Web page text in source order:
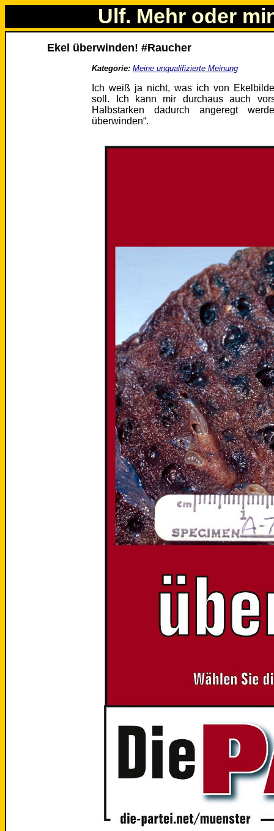
Ulf. Mehr oder
Ekel überwinden! #Raucher
Kategorie: Meine unqualifizierte Meinung
Ich weiß ja nicht, was ich von
soll. Ich kann mir durchaus auch
Halbstarken dadurch angeregt
überwinden“.